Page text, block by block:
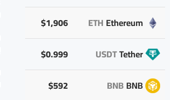
Ethereum
ETH
$1,906
Tether
USDT
$0.999
BNB
BNB
$592